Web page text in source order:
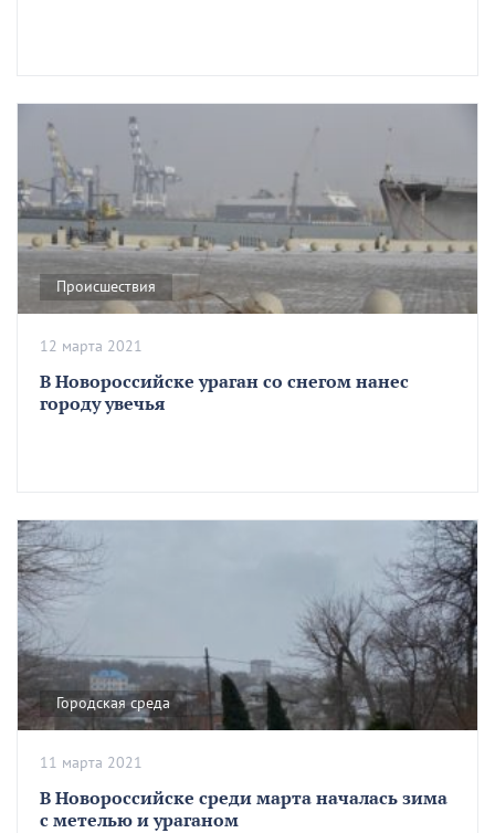
Происшествия
В Новороссийске ураган со снегом нанес
городу увечья
12 марта 2021
Городская среда
В Новороссийске среди марта началась зима
с метелью и ураганом
11 марта 2021